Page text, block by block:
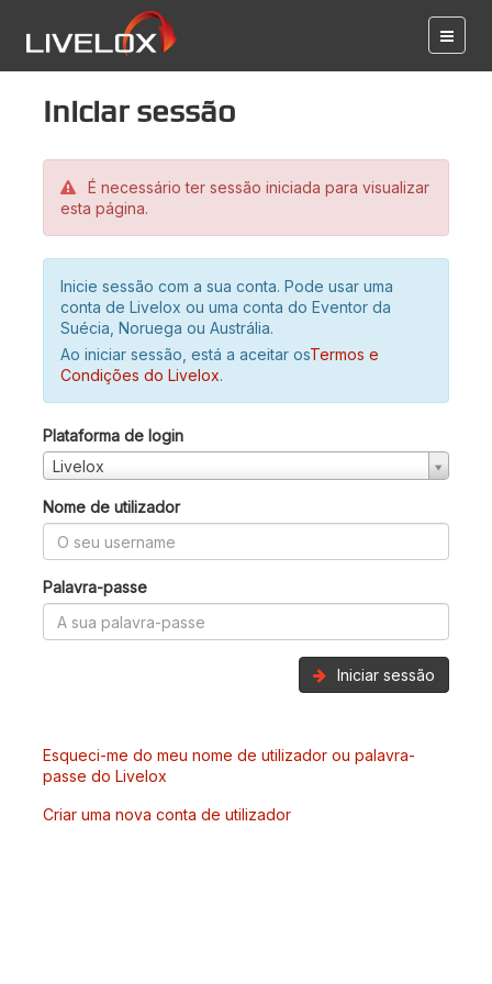
Iniciar sessão
É necessário ter sessão iniciada para visualizar
esta página.
Inicie sessão com a sua conta. Pode usar uma
conta de Livelox ou uma conta do Eventor da
Suécia, Noruega ou Austrália.
Ao iniciar sessão, está a aceitar osTermos e
Condições do Livelox.
Plataforma de login
Livelox
Nome de utilizador
Palavra-passe
Iniciar sessão
Esqueci-me do meu nome de utilizador ou palavra-
passe do Livelox
Criar uma nova conta de utilizador